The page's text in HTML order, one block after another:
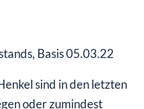
Basis 05.03.22
sind in den letzten
oder zumindest